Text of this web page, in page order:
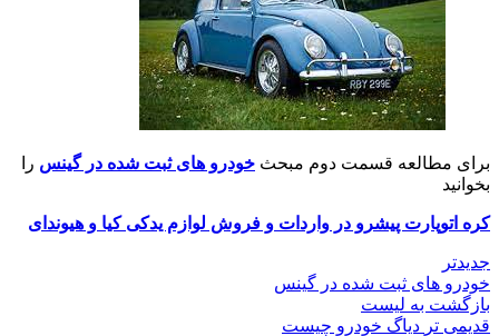
برای مطالعه قسمت دوم مبحث خودرو های ثبت شده در گینس را
بخوانید
کره اتوپارت پیشرو در واردات و فروش لوازم یدکی کیا و هیوندای
جدیدتر
خودرو های ثبت شده در گینس
بازگشت به لیست
قدیمی تر دیاگ خودرو چیست